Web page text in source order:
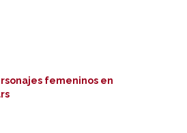
femeninos en